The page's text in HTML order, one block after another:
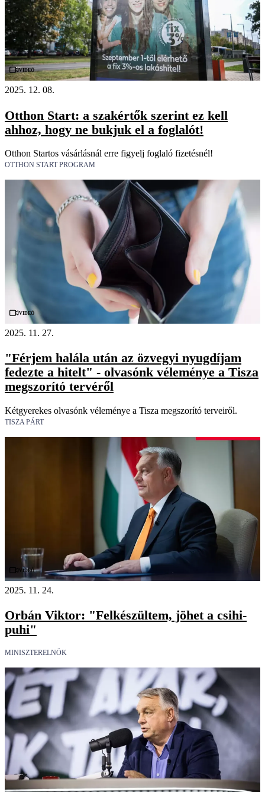
Videó
2025. 12. 08.
Otthon Start: a szakértők szerint ez kell
ahhoz, hogy ne bukjuk el a foglalót!
Otthon Startos vásárlásnál erre figyelj foglaló fizetésnél!
OTTHON START PROGRAM
Videó
2025. 11. 27.
"Férjem halála után az özvegyi nyugdíjam
fedezte a hitelt" - olvasónk véleménye a Tisza
megszorító tervéről
Kétgyerekes olvasónk véleménye a Tisza megszorító terveiről.
TISZA PÁRT
Videó
2025. 11. 24.
Orbán Viktor: "Felkészültem, jöhet a csihi-
puhi"
MINISZTERELNÖK